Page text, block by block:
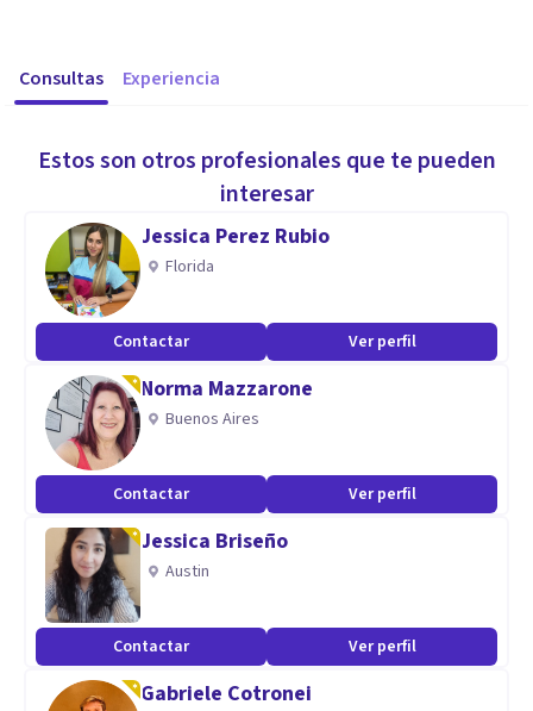
Consultas Experiencia
Estos son otros profesionales que te pueden
interesar
Jessica Perez Rubio
Florida
Contactar Ver perfil
Norma Mazzarone
Buenos Aires
Contactar Ver perfil
Jessica Briseño
Austin
Contactar Ver perfil
Gabriele Cotronei